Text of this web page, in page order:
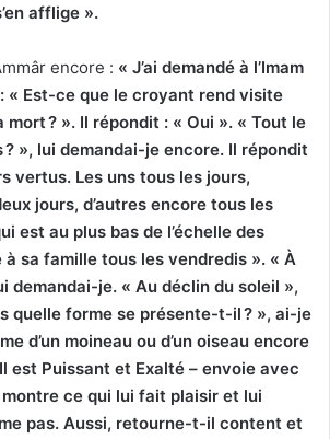
n afflige ».
encore : « J’ai demandé à l’Imam
« Est-ce que le croyant rend visite
mort ? ». Il répondit : « Oui ». « Tout le
», lui demandai-je encore. Il répondit
vertus. Les uns tous les jours,
jours, d’autres encore tous les
est au plus bas de l’échelle des
sa famille tous les vendredis ». « À
demandai-je. « Au déclin du soleil »,
quelle forme se présente-t-il ? », ai-je
d’un moineau ou d’un oiseau encore
est Puissant et Exalté – envoie avec
ce qui lui fait plaisir et lui
pas. Aussi, retourne-t-il content et